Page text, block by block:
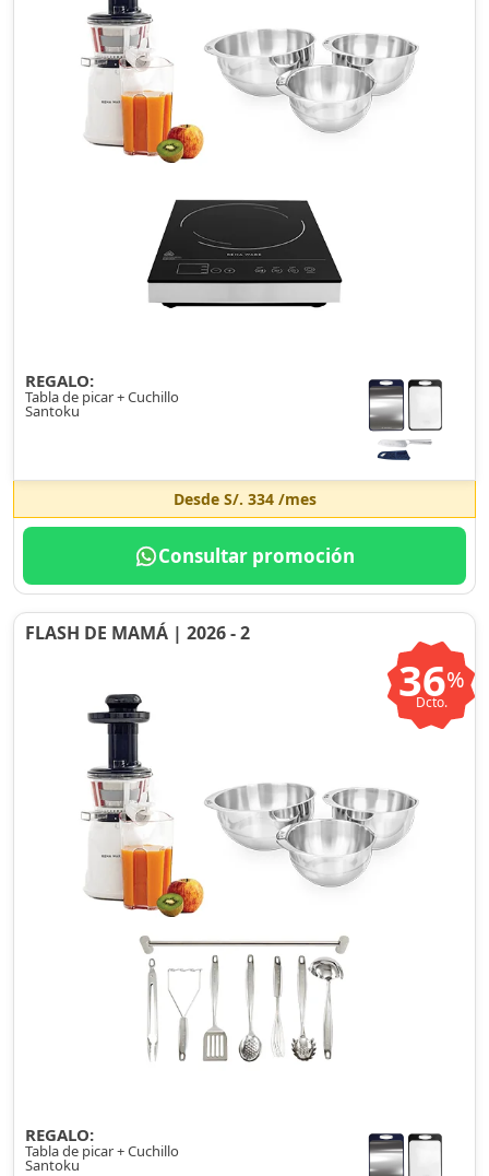
REGALO:
Tabla de picar + Cuchillo
Santoku
Desde S/. 334/mes
Consultar promoción
FLASH DE MAMÁ | 2026 - 2
36%
Dcto.
REGALO:
Tabla de picar + Cuchillo
Santoku